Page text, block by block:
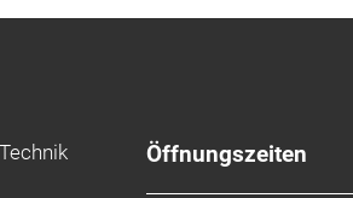
Öffnungszeiten